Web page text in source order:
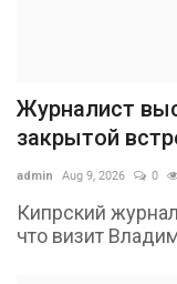
Журналист
закрытой
admin Aug 9, 2026 0
Кипрский
что визит